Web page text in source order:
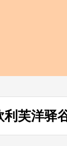
芙洋驿